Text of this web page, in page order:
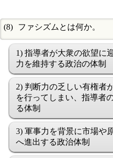
ファシズムとは何か。
1) 指導者が大衆の欲望に
力を維持する政治の体制
2) 判断力の乏しい有権者
を行ってしまい、指導者
る体制
3) 軍事力を背景に市場や
へ進出する政治体制